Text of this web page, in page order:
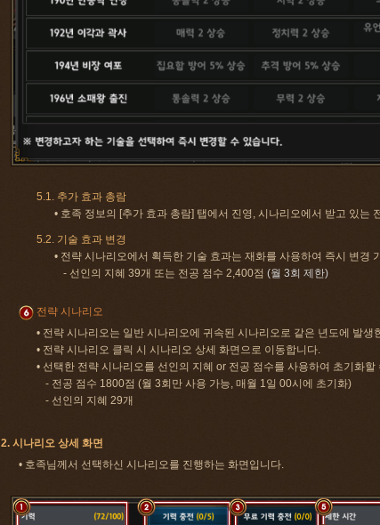
5.1. 추가 효과 총람
• 호족 정보의 [추가 효과 총람] 탭에서 진영, 시나리오에서 받고 있는
5.2. 기술 효과 변경
• 전략 시나리오에서 획득한 기술 효과는 재화를 사용하여 즉시 변경
- 선인의 지혜 39개 또는 전공 점수 2,400점 (월 3회 제한)
전략 시나리오
• 전략 시나리오는 일반 시나리오에 귀속된 시나리오로 같은 년도에 발
• 전략 시나리오 클릭 시 시나리오 상세 화면으로 이동합니다.
• 선택한 전략 시나리오를 선인의 지혜 or 전공 점수를 사용하여 초기화할
- 전공 점수 1800점 (월 3회만 사용 가능, 매월 1일 00시에 초기화)
- 선인의 지혜 29개
2. 시나리오 상세 화면
• 호족님께서 선택하신 시나리오를 진행하는 화면입니다.